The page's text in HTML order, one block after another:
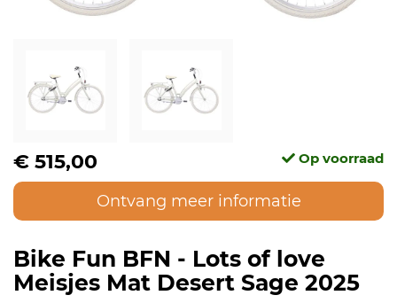
€ 515,00 Op voorraad
Ontvang meer informatie
Bike Fun BFN - Lots of love
Meisjes Mat Desert Sage 2025